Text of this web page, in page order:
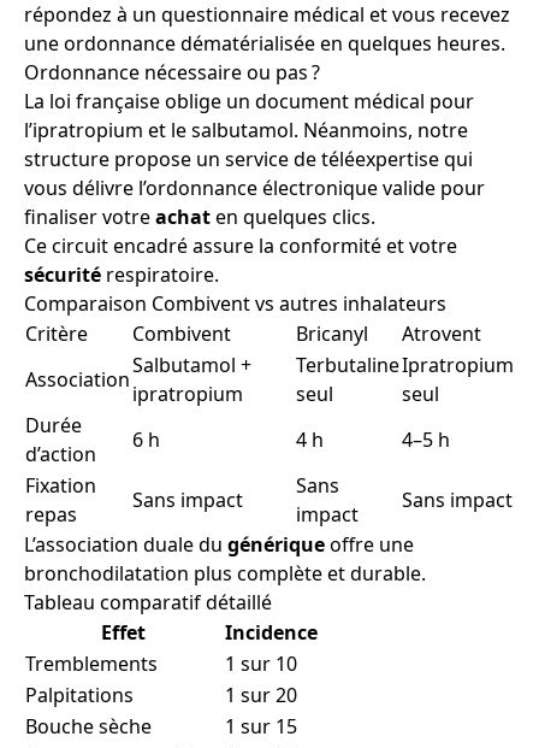
répondez à un questionnaire médical et vous recevez
une ordonnance dématérialisée en quelques heures.
Ordonnance nécessaire ou pas ?
La loi française oblige un document médical pour
l’ipratropium et le salbutamol. Néanmoins, notre
structure propose un service de téléexpertise qui
vous délivre l’ordonnance électronique valide pour
finaliser votreachaten quelques clics.
Ce circuit encadré assure la conformité et votre
sécurité respiratoire.
Comparaison Combivent vs autres inhalateurs
Critère
Combivent Bricanyl
Atrovent
Association
Salbutamol +
ipratropium
Terbutaline
seul
Ipratropium
seul
Durée
d’action
6 h 4 h
4–5 h
Fixation
repas
Sans impact
Sans
impact
Sans impact
L’association duale du génériqueoffre une
bronchodilatation plus complète et durable.
Tableau comparatif détaillé
Effet
Incidence
Tremblements
1 sur 10
Palpitations
1 sur 20
Bouche sèche
1 sur 15